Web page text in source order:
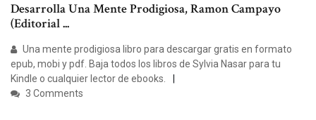
Desarrolla Una Mente Prodigiosa, Ramon Campayo
(Editorial ...
Una mente prodigiosa libro para descargar gratis en formato
epub, mobi y pdf. Baja todos los libros de Sylvia Nasar para tu
Kindle o cualquier lector de ebooks.
3 Comments